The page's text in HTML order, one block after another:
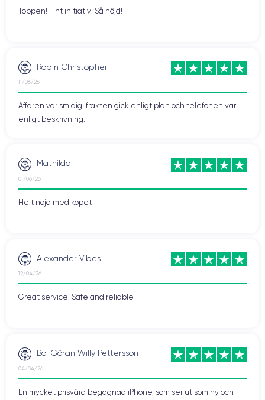
Toppen! Fint initiativ! Så nöjd!
Robin Christopher
11/06/26
Affären var smidig, frakten gick enligt plan och telefonen var
enligt beskrivning.
Mathilda
01/06/26
Helt nöjd med köpet
Alexander Vibes
12/04/26
Great service! Safe and reliable
Bo-Göran Willy Pettersson
04/04/26
En mycket prisvärd begagnad iPhone, som ser ut som ny och